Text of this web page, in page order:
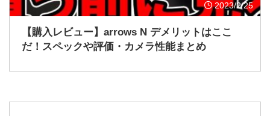
2023/2/25
【購入レビュー】arrows N デメリットはここ
だ！スペックや評価・カメラ性能まとめ